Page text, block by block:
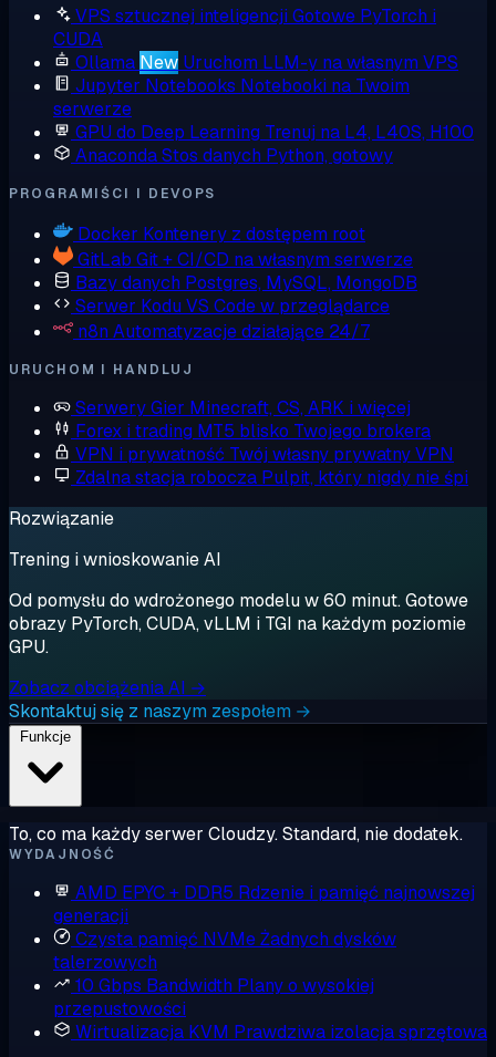
VPS sztucznej inteligencji Gotowe PyTorch i
CUDA
Ollama New Uruchom LLM-y na własnym VPS
Jupyter Notebooks Notebooki na Twoim
serwerze
GPU do Deep Learning Trenuj na L4, L40S, H100
AnacondaStos danych Python, gotowy
PROGRAMIŚCI I DEVOPS
Docker Kontenery z dostępem root
GitLab Git + CI/CD na własnym serwerze
Bazy danych Postgres, MySQL, MongoDB
Serwer Kodu VS Code w przeglądarce
n8n Automatyzacje działające 24/7
URUCHOM I HANDLUJ
Serwery Gier Minecraft, CS, ARK i więcej
Forex i trading MT5 blisko Twojego brokera
VPN i prywatność Twój własny prywatny VPN
Zdalna stacja robocza Pulpit, który nigdy nie śpi
Rozwiązanie
Trening i wnioskowanie AI
Od pomysłu do wdrożonego modelu w 60 minut. Gotowe
obrazy PyTorch, CUDA, vLLM i TGI na każdym poziomie
GPU.
Zobacz obciążenia AI →
Skontaktuj się z naszym zespołem →
To, co ma każdy serwer Cloudzy. Standard, nie dodatek.
WYDAJNOŚĆ
AMD EPYC + DDR5 Rdzenie i pamięć najnowszej
generacji
Czysta pamięć NVMeŻadnych dysków
talerzowych
10 Gbps Bandwidth Plany o wysokiej
przepustowości
Wirtualizacja KVM Prawdziwa izolacja sprzętowa